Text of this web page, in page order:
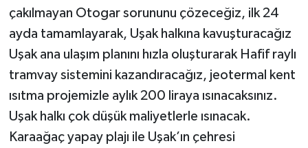
çakılmayan Otogar sorununu çözeceğiz, ilk 24
ayda tamamlayarak, Uşak halkına kavuşturacağız
Uşak ana ulaşım planını hızla oluşturarak Hafif raylı
tramvay sistemini kazandıracağız, jeotermal kent
ısıtma projemizle aylık 200 liraya ısınacaksınız.
Uşak halkı çok düşük maliyetlerle ısınacak.
Karaağaç yapay plajı ile Uşak’ın çehresi